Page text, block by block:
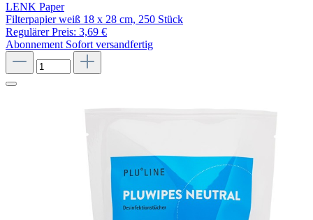
LENK Paper
Filterpapier weiß 18 x 28 cm, 250 Stück
Regulärer Preis: 3,69 €
Abonnement Sofort versandfertig